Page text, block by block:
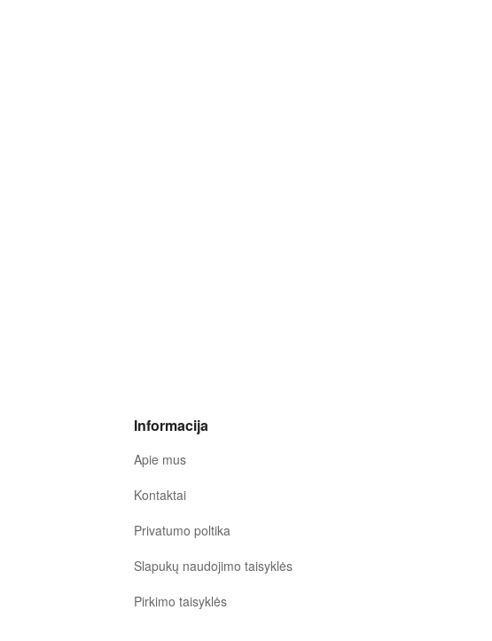
Informacija
Apie mus
Kontaktai
Privatumo poltika
Slapukų naudojimo taisyklės
Pirkimo taisyklės